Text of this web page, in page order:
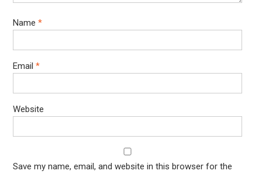
Name *
Email *
Website
Save my name, email, and website in this browser for the